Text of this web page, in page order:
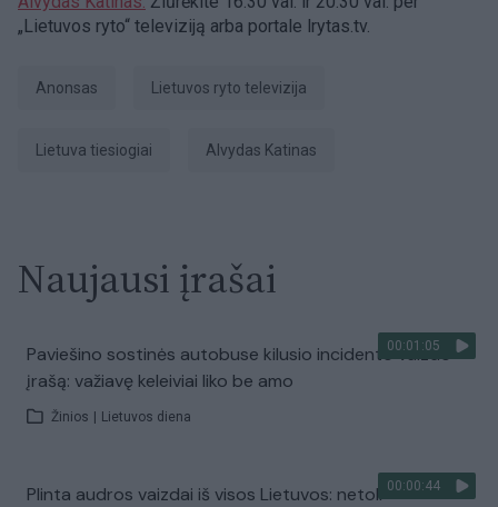
„Lietuvos ryto“ televiziją arba portale lrytas.tv.
anonsas Lietuvos ryto televizija
Lietuva tiesiogiai Alvydas Katinas
Naujausi įrašai
00:01:05
Paviešino sostinės autobuse kilusio incidento vaizdo
įrašą: važiavę keleiviai liko be amo
Žinios Lietuvos diena
00:00:44
Plinta audros vaizdai iš visos Lietuvos: netoli